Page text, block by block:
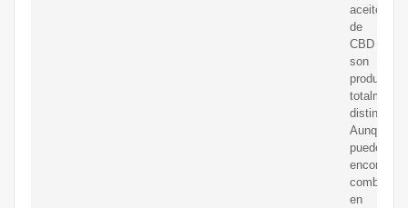
aceite
de
CBD
son
productos
totalmente
distintos.
Aunque
puede
en